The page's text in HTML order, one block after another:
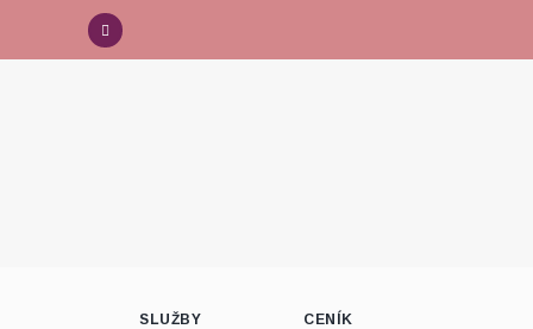
SLUŽBY CENÍK